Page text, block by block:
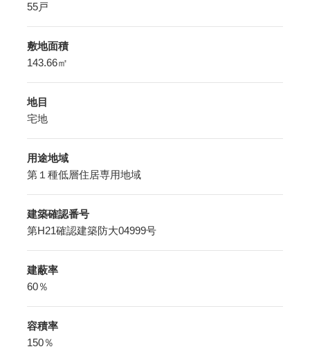
55戸
敷地面積
143.66㎡
地目
宅地
用途地域
第１種低層住居専用地域
建築確認番号
第H21確認建築防大04999号
建蔽率
60％
容積率
150％